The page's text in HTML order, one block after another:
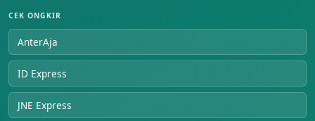
CEK ONGKIR
AnterAja
ID Express
JNE Express